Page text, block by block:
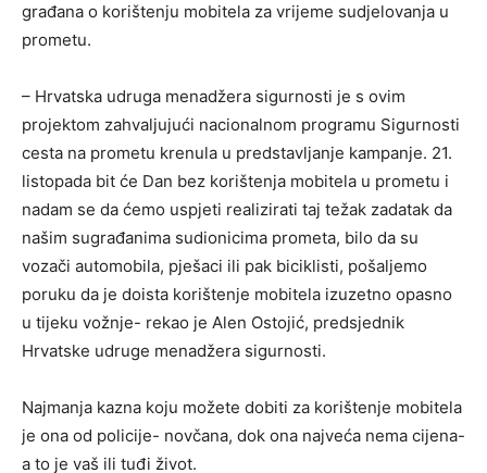
građana o korištenju mobitela za vrijeme sudjelovanja u
prometu.
– Hrvatska udruga menadžera sigurnosti je s ovim
projektom zahvaljujući nacionalnom programu Sigurnosti
cesta na prometu krenula u predstavljanje kampanje. 21.
listopada bit će Dan bez korištenja mobitela u prometu i
nadam se da ćemo uspjeti realizirati taj težak zadatak da
našim sugrađanima sudionicima prometa, bilo da su
vozači automobila, pješaci ili pak biciklisti, pošaljemo
poruku da je doista korištenje mobitela izuzetno opasno
u tijeku vožnje- rekao je Alen Ostojić, predsjednik
Hrvatske udruge menadžera sigurnosti.
Najmanja kazna koju možete dobiti za korištenje mobitela
je ona od policije- novčana, dok ona najveća nema cijena-
a to je vaš ili tuđi život.